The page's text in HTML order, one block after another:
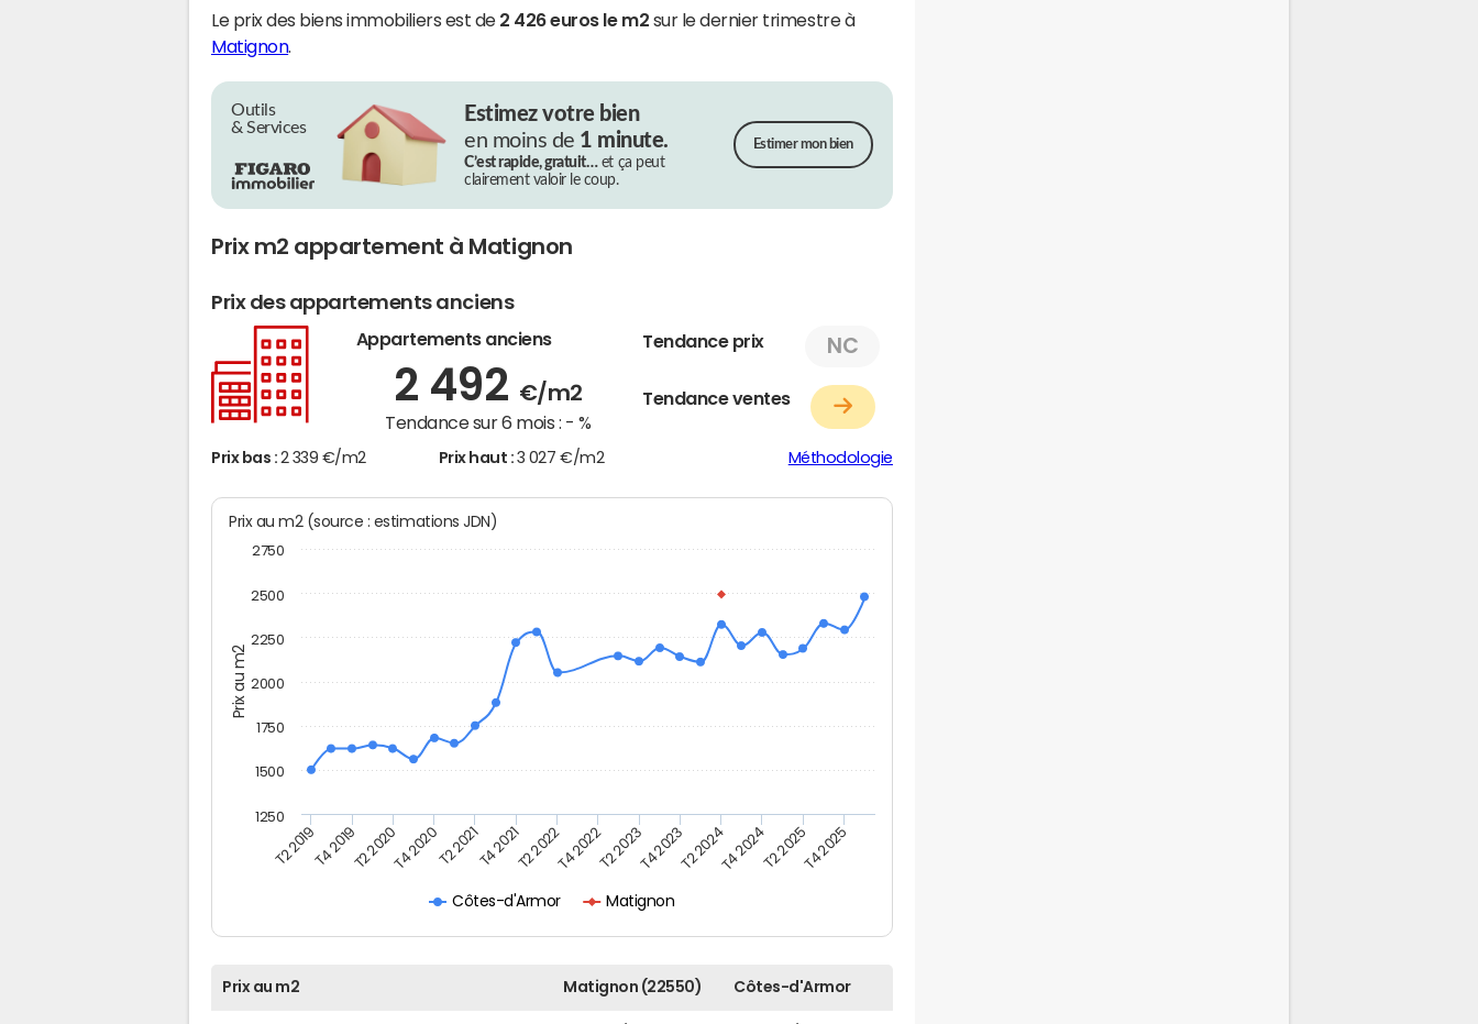
Le prix des biens immobiliers est de 2 426 euros le m2 sur le dernier trimestre à
Matignon.
Outils
& Services
Estimez votre bien
en moins de 1 minute.
C’est rapide, gratuit…et ça peut
clairement valoir le coup.
Estimer mon bien
Prix m2 appartement à Matignon
Prix des appartements anciens
Appartements anciens
2 492 €/m2
Tendance sur 6 mois : - %
Tendance prix NC
Tendance ventes
Prix bas : 2 339 €/m2 Prix haut : 3 027 €/m2 Méthodologie
Prix au m2
Prix au m2 (source : estimations JDN)
Côtes-d'Armor Matignon
T2 2019T4 2019T2 2020T4 2020T2 2021T4 2021T2 2022T4 2022T2 2023T4 2023T2 2024T4 2024T2 2025T4 2025
1250
1500
1750
2000
2250
2500
2750
Prix au m2 Matignon (22550) Côtes-d'Armor